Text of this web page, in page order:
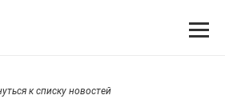
к списку новостей